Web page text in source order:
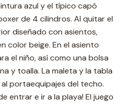
azul y el típico capó
de 4 cilindros. Al quitar el
diseñado con asientos,
color beige. En el asiento
el niño, así como una bolsa
y toalla. La maleta y la tabla
portaequipajes del techo.
entrar e ir a la playa! El juego